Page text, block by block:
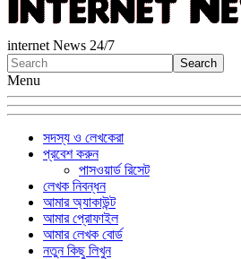
internet News 24/7
Menu
সদস্য ও লেখকেরা
প্রবেশ করুন
পাসওয়ার্ড রিসেট
লেখক নিবন্ধন
আমার অ্যাকাউন্ট
আমার প্রোফাইল
আমার লেখক বোর্ড
নতুন কিছু লিখুন